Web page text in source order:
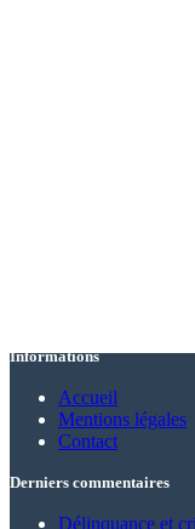
Informations
Accueil
Mentions légales
Contact
Derniers commentaires
Délinquance et